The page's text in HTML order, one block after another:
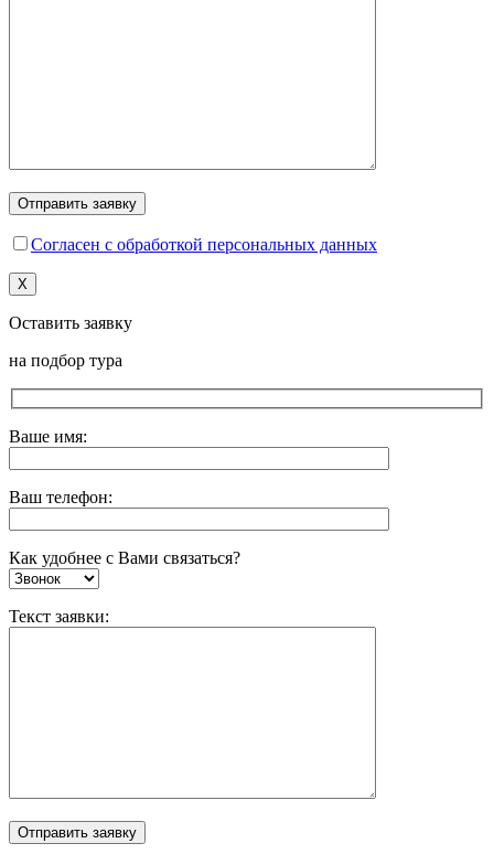
Согласен с обработкой персональных данных
X
Оставить заявку
на подбор тура
Ваше имя:
Ваш телефон:
Как удобнее с Вами связаться?
Текст заявки: